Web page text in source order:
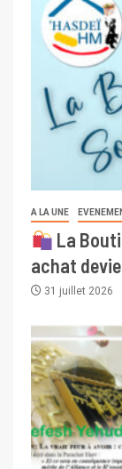
A LA UNE
La
achat
31 juillet 2026